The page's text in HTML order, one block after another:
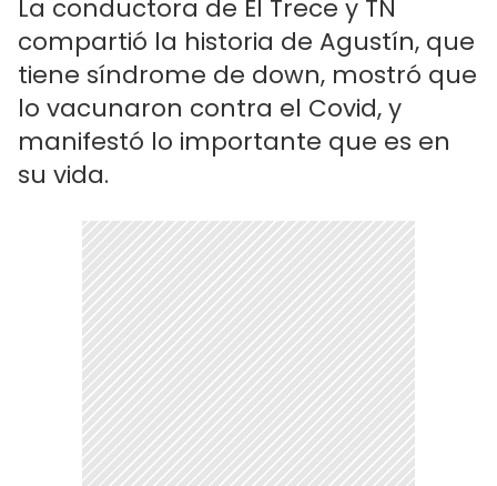
La conductora de El Trece y TN
compartió la historia de Agustín, que
tiene síndrome de down, mostró que
lo vacunaron contra el Covid, y
manifestó lo importante que es en
su vida.